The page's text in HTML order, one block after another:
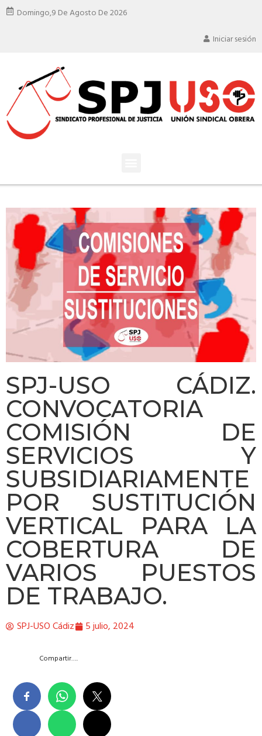
Domingo,9 De Agosto De 2026
Iniciar sesión
SPJ-USO CÁDIZ.
CONVOCATORIA
COMISIÓN DE
SERVICIOS Y
SUBSIDIARIAMENTE
POR SUSTITUCIÓN
VERTICAL PARA LA
COBERTURA DE
VARIOS PUESTOS
DE TRABAJO.
SPJ-USO Cádiz 5 julio, 2024
Compartir….